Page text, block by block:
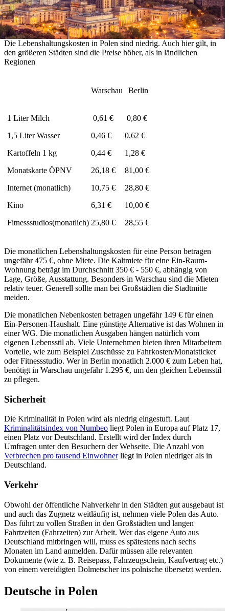
Die Lebenshaltungskosten in Polen sind niedrig. Auch hier gilt, in
den größeren Städten sind die Preise höher, als in ländlichen
Regionen
Warschau Berlin
1 Liter Milch
1,5 Liter Wasser
Kartoffeln 1 kg
Monatskarte ÖPNV
Internet (monatlich)
Kino
Fitnessstudios(monatlich)
0,61 €
0,46 €
0,44 €
26,18 €
10,75 €
6,31 €
25,80 €
0,80 €
0,62 €
1,28 €
81,00 €
28,80 €
10,00 €
28,55 €
Die monatlichen Lebenshaltungskosten für eine Person betragen
ungefähr 475 €, ohne Miete. Die Kaltmiete für eine Ein-Raum-
Wohnung beträgt im Durchschnitt 350 € - 550 €, abhängig von
Lage, Größe, Ausstattung. Besonders in Warschau sind die Mieten
relativ teuer. Generell sollte man bei Großstädten die Stadtmitte
meiden.
Die monatlichen Nebenkosten betragen ungefähr 149 € für einen
Ein-Personen-Haushalt. Eine günstige Alternative ist das Wohnen in
einer WG. Die monatlichen Ausgaben hängen natürlich vom
eigenen Lebensstil ab. Viele Unternehmen bieten ihren Mitarbeitern
Vorteile, wie zum Beispiel Zuschüsse zu Fahrkosten/Monatsticket
oder Fitnessstudio. Wer in Berlin monatlich 2.000 € zum Leben hat,
benötigt in Warschau ungefähr 1.295 €, um den gleichen Lebensstil
zu pflegen.
Sicherheit
Die Kriminalität in Polen wird als niedrig eingestuft. Laut
Kriminalitätsindex von Numbeo liegt Polen in Europa auf Platz 17,
einen Platz vor Deutschland. Erstellt wird der Index durch
Umfragen unter den Besuchern der Webseite. Die Anzahl von
Verbrechen pro tausend Einwohnerliegt in Polen niedriger als in
Deutschland.
Verkehr
Obwohl der öffentliche Nahverkehr in den Städten gut ausgebaut ist
und auch das Zugnetz weitläufig ist, nehmen viele Polen das Auto.
Das führt zu vollen Straßen in den Großstädten und langen
Fahrtzeiten (Fahrzeiten) zur Arbeit. Wer das eigene Auto aus
Deutschland mitbringen will, muss es spätestens nach sechs
Monaten im Land anmelden. Dafür müssen alle relevanten
Dokumente (wie z. B. Reisepass, Fahrzeugschein, Kaufvertrag etc.)
von einem vereidigten Dolmetscher ins polnische übersetzt werden.
Deutsche in Polen